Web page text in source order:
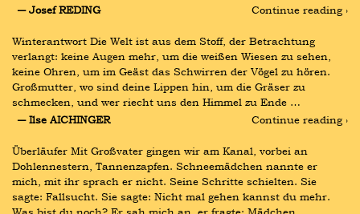
― Josef REDING
Continue reading ›
Winterantwort Die Welt ist aus dem Stoff, der Betrachtung
verlangt: keine Augen mehr, um die weißen Wiesen zu sehen,
keine Ohren, um im Geäst das Schwirren der Vögel zu hören.
Großmutter, wo sind deine Lippen hin, um die Gräser zu
schmecken, und wer riecht uns den Himmel zu Ende …
― Ilse AICHINGER
Continue reading ›
Überläufer Mit Großvater gingen wir am Kanal, vorbei an
Dohlennestern, Tannenzapfen. Schneemädchen nannte er
mich, mit ihr sprach er nicht. Seine Schritte schielten. Sie
sagte: Fallsucht. Sie sagte: Nicht mal gehen kannst du mehr.